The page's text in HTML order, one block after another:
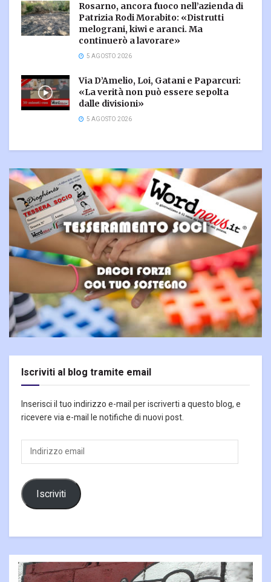
Rosarno, ancora fuoco nell’azienda di
Patrizia Rodi Morabito: «Distrutti
melograni, kiwi e aranci. Ma
continuerò a lavorare»
5 AGOSTO 2026
Via D’Amelio, Loi, Gatani e Paparcuri:
«La verità non può essere sepolta
dalle divisioni»
5 AGOSTO 2026
Iscriviti al blog tramite email
Inserisci il tuo indirizzo e-mail per iscriverti a questo blog, e
ricevere via e-mail le notifiche di nuovi post.
Indirizzo
email
Iscriviti